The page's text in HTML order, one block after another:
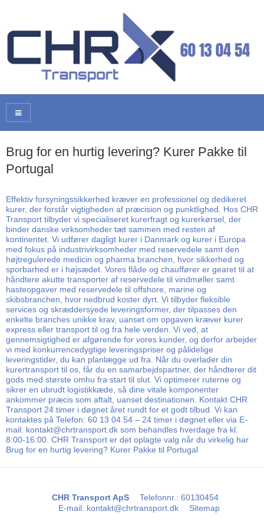
Brug for en hurtig levering? Kurer Pakke til
Portugal
Effektiv forsyningssikkerhed kræver en professionel og dedikeret
kurer, der forstår vigtigheden af præcision og punktlighed. Hos CHR
Transport tilbyder vi specialiseret kurerfragt og kurerkørsel, der
binder danske virksomheder tæt sammen med resten af
kontinentet. Vi udfører dagligt kurer i Danmark og kurer i Europa
med fokus på industrivirksomheder med reservedele samt den
højtregulerede medicin og pharma branchen, hvor sikkerhed og
sporbarhed er i højsædet. Vores flåde og chauffører er gearet til at
håndtere akutte transporter af reservedele til vindmøller samt
hasteopgaver med reservedele til offshore, marine og
skibsbranchen, hvor nedbrud koster dyrt. Vi tilbyder fleksible
services og skræddersyede leveringsformer, der tilpasses den
enkelte branches unikke krav, uanset om opgaven kræver kurer
express eller transport til og fra hele verden. Vi ved, at
gennemsigtighed er afgørende for vores kunder, og derfor arbejder
vi med konkurrencedygtige leveringspriser og pålidelige
leveringstider, du kan planlægge ud fra. Når du overlader din
kurertransport til os, får du en samarbejdspartner, der håndterer dit
gods med største omhu fra start til slut. Vi optimerer ruterne og
sikrer en ubrudt logistikkæde, så dine vitale komponenter
ankommer præcis som aftalt, uanset destinationen. Kontakt CHR
Transport 24 timer i døgnet året rundt for et godt tilbud. Vi kan
kontaktes på Telefon: 60 13 04 54 – 24 timer i døgnet eller via E-
mail: kontakt@chrtransport.dk som behandles hverdage fra kl.
8:00-16:00. CHR Transport er det oplagte valg når du virkelig har
Brug for en hurtig levering? Kurer Pakke til Portugal
CHR Transport ApS Telefonnr.: 60130454
E-mail: kontakt@chrtransport.dk Sitemap